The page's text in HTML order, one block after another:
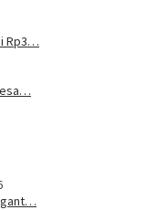
Rp3…